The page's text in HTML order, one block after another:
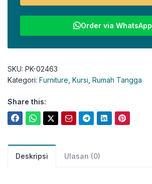
Order via WhatsApp
SKU: PK-02463
Kategori: Furniture Kursi Rumah Tangga
Share this:
Deskripsi Ulasan (0)